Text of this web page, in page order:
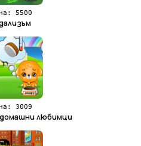
5500
3009
любимци